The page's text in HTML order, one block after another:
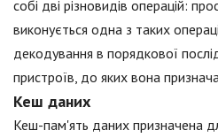
собі дві різновидів операцій:
виконується одна з таких
декодування в порядкової
пристроїв, до яких вона
Кеш даних
Кеш-пам'ять даних призначена